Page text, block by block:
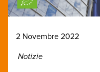
2 Novembre 2022
Notizie